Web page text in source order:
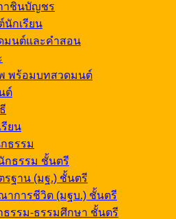
าชินบัญชร
นักเรียน
มนต์และคำสอน
พร้อมบทสวดมนต์
ต์
ยน
ธรรม
กธรรม ชั้นตรี
รฐาน (มฐ.) ชั้นตรี
าการชีวิต (มฐบ.) ชั้นตรี
ธรรม-ธรรมศึกษา ชั้นตรี